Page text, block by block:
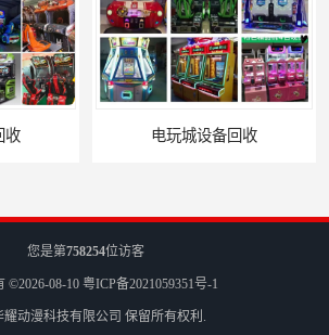
电玩城设备回收
您是第758254位访客
©2026-08-10 粤ICP备2021059351号-1
耀动漫科技有限公司 保留所有权利.